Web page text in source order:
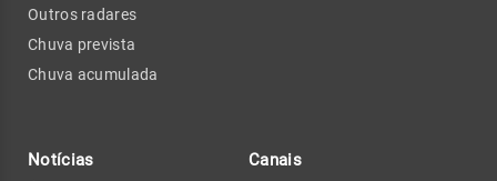
Outros radares
Chuva prevista
Chuva acumulada
Notícias Canais